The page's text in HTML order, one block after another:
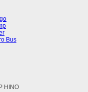
Bus
HINO